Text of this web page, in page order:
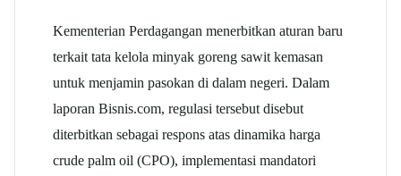
Kementerian Perdagangan menerbitkan aturan baru
terkait tata kelola minyak goreng sawit kemasan
untuk menjamin pasokan di dalam negeri. Dalam
laporan Bisnis.com, regulasi tersebut disebut
diterbitkan sebagai respons atas dinamika harga
crude palm oil (CPO), implementasi mandatori